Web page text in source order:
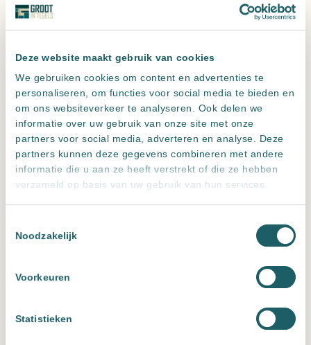
Deze website maakt gebruik van cookies
We gebruiken cookies om content en advertenties te
personaliseren, om functies voor social media te bieden en
om ons websiteverkeer te analyseren. Ook delen we
informatie over uw gebruik van onze site met onze
partners voor social media, adverteren en analyse. Deze
partners kunnen deze gegevens combineren met andere
informatie die u aan ze heeft verstrekt of die ze hebben
verzameld op basis van uw gebruik van hun services.
Noodzakelijk
Voorkeuren
Statistieken
Wedox LMX AQUA FINE Basalt 3kg en 15kg